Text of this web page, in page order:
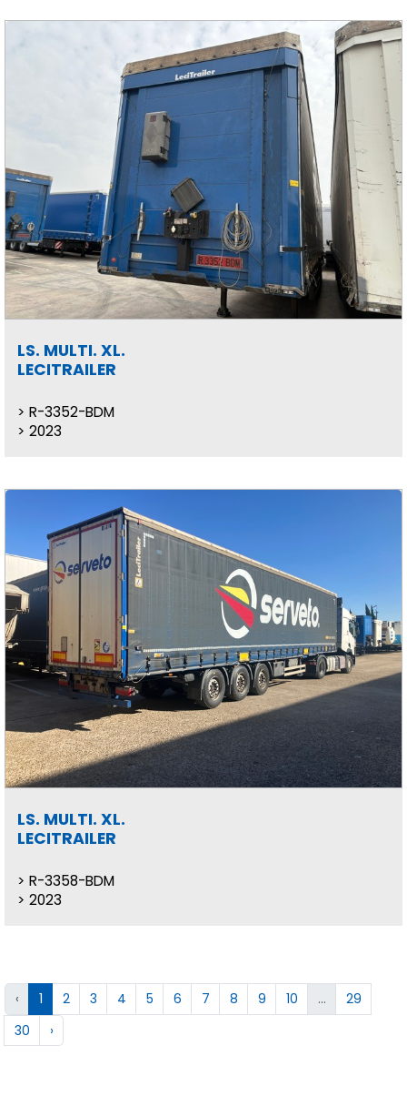
LS. MULTI. XL.
LECITRAILER
R-3352-BDM
2023
LS. MULTI. XL.
LECITRAILER
R-3358-BDM
2023
‹ 1 2 3 4 5 6 7 8 9 10 ...
29
30
›